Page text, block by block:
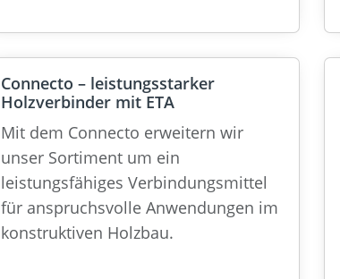
Connecto – leistungsstarker
Holzverbinder mit ETA
Mit dem Connecto erweitern wir
unser Sortiment um ein
leistungsfähiges Verbindungsmittel
für anspruchsvolle Anwendungen im
konstruktiven Holzbau.